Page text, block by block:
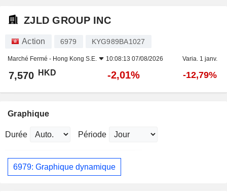
ZJLD GROUP INC
Action 6979 KYG989BA1027
Marché Fermé - Hong Kong S.E. 10:08:13 07/08/2026 Varia. 1 janv.
7,570 HKD -2,01% -12,79%
Graphique
Durée Période
6979: Graphique dynamique